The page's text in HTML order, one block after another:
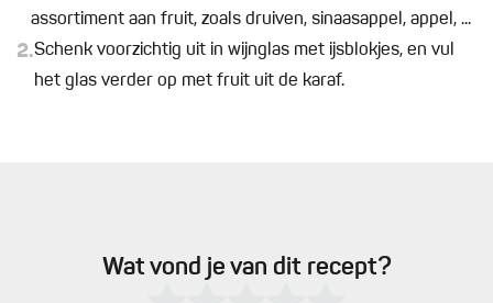
assortiment aan fruit, zoals druiven, sinaasappel, appel, ...
2.Schenk voorzichtig uit in wijnglas met ijsblokjes, en vul
het glas verder op met fruit uit de karaf.
Wat vond je van dit recept?